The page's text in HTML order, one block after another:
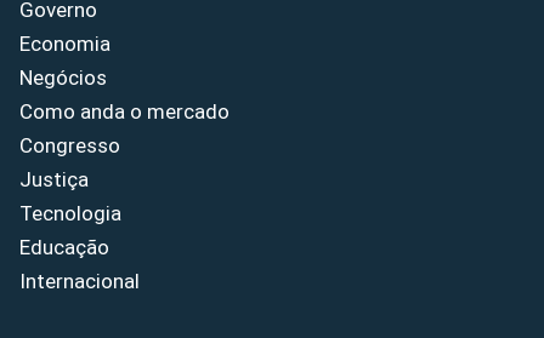
Governo
Economia
Negócios
Como anda o mercado
Congresso
Justiça
Tecnologia
Educação
Internacional